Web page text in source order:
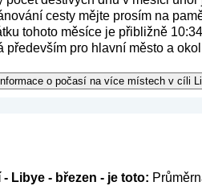
cesty mějte prosím na
tohoto měsíce je přibližně
především pro hlavní město a
o počasí na více místech v cíli
Libye - březen - je toto: